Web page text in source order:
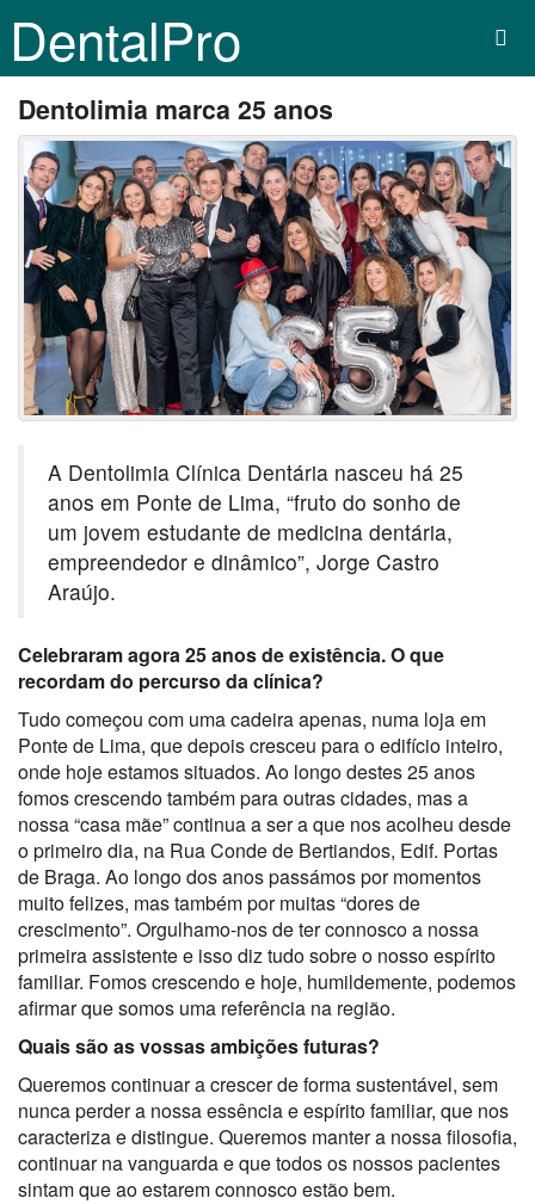
DentalPro
Dentolimia marca 25 anos
A Dentolimia Clínica Dentária nasceu há 25
anos em Ponte de Lima, “fruto do sonho de
um jovem estudante de medicina dentária,
empreendedor e dinâmico”, Jorge Castro
Araújo.
Celebraram agora 25 anos de existência. O que
recordam do percurso da clínica?
Tudo começou com uma cadeira apenas, numa loja em
Ponte de Lima, que depois cresceu para o edifício inteiro,
onde hoje estamos situados. Ao longo destes 25 anos
fomos crescendo também para outras cidades, mas a
nossa “casa mãe” continua a ser a que nos acolheu desde
o primeiro dia, na Rua Conde de Bertiandos, Edif. Portas
de Braga. Ao longo dos anos passámos por momentos
muito felizes, mas também por muitas “dores de
crescimento”. Orgulhamo-nos de ter connosco a nossa
primeira assistente e isso diz tudo sobre o nosso espírito
familiar. Fomos crescendo e hoje, humildemente, podemos
afirmar que somos uma referência na região.
Quais são as vossas ambições futuras?
Queremos continuar a crescer de forma sustentável, sem
nunca perder a nossa essência e espírito familiar, que nos
caracteriza e distingue. Queremos manter a nossa filosofia,
continuar na vanguarda e que todos os nossos pacientes
sintam que ao estarem connosco estão bem.